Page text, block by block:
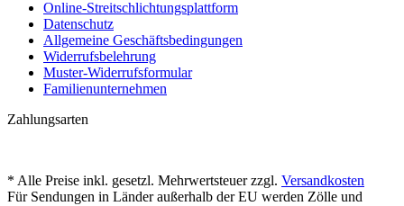
Online-Streitschlichtungsplattform
Datenschutz
Allgemeine Geschäftsbedingungen
Widerrufsbelehrung
Muster-Widerrufsformular
Familienunternehmen
Zahlungsarten
* Alle Preise inkl. gesetzl. Mehrwertsteuer zzgl. Versandkosten
Für Sendungen in Länder außerhalb der EU werden Zölle und